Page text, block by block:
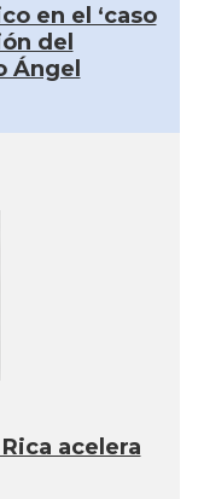
en el ‘caso
del
Ángel
acelera